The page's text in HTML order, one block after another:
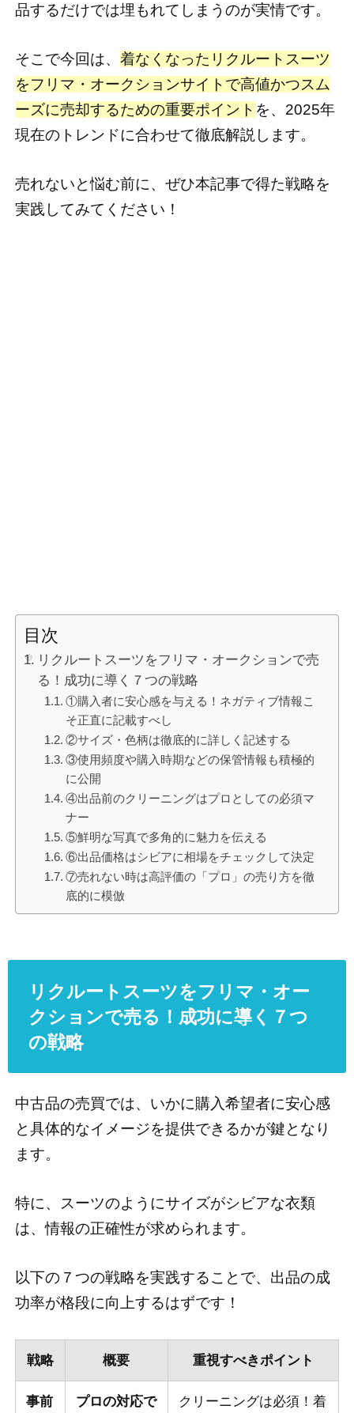
品するだけでは埋もれてしまうのが実情です。
そこで今回は、 着なくなったリクルートスーツ
をフリマ・オークションサイトで高値かつスム
ーズに売却するための重要ポイント を、2025年
現在のトレンドに合わせて徹底解説します。
売れないと悩む前に、ぜひ本記事で得た戦略を
実践してみてください！
目次
リクルートスーツをフリマ・オークションで売
る！成功に導く７つの戦略
①購入者に安心感を与える！ネガティブ情報こ
そ正直に記載すべし
②サイズ・色柄は徹底的に詳しく記述する
③使用頻度や購入時期などの保管情報も積極的
に公開
④出品前のクリーニングはプロとしての必須マ
ナー
⑤鮮明な写真で多角的に魅力を伝える
⑥出品価格はシビアに相場をチェックして決定
⑦売れない時は高評価の「プロ」の売り方を徹
底的に模倣
リクルートスーツをフリマ・オー
クションで売る！成功に導く７つ
の戦略
中古品の売買では、いかに購入希望者に安心感
と具体的なイメージを提供できるかが鍵となり
ます。
特に、スーツのようにサイズがシビアな衣類
は、情報の正確性が求められます。
以下の７つの戦略を実践することで、出品の成
功率が格段に向上するはずです！
戦略 概要 重視すべきポイント
事前 プロの対応で クリーニングは必須！着